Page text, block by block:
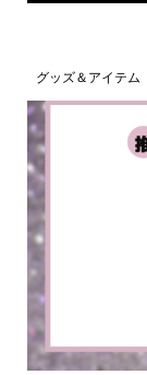
グッズ＆アイテム